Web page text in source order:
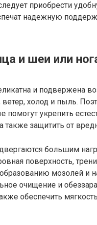
приобрести
надежную
и шеи или
и подвержена
холод и пыль.
помогут укрепить
также защитить от
большим
поверхность,
мозолей и
очищение и
обеспечить